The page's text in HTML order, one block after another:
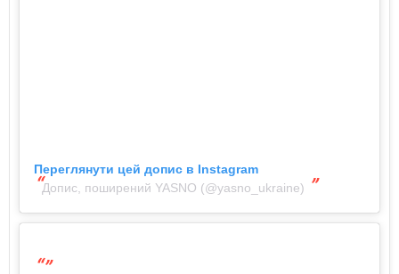
Переглянути цей допис в Instagram
Допис, поширений YASNO (@yasno_ukraine)